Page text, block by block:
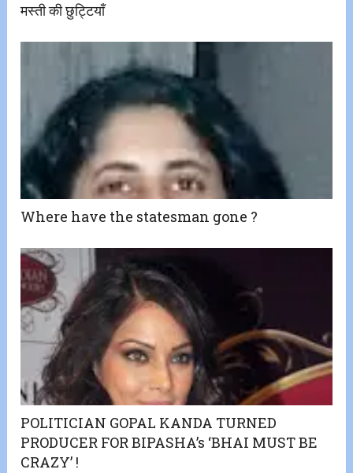
मस्ती की छुट्टियाँ
Where have the statesman gone ?
POLITICIAN GOPAL KANDA TURNED
PRODUCER FOR BIPASHA’s ‘BHAI MUST BE
CRAZY’ !